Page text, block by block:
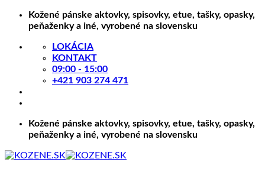
Skip
Kožené pánske aktovky, spisovky, etue, tašky, opasky,
peňaženky a iné, vyrobené na slovensku
LOKÁCIA
KONTAKT
09:00 - 15:00
+421 903 274 471
Kožené pánske aktovky, spisovky, etue, tašky, opasky,
peňaženky a iné, vyrobené na slovensku